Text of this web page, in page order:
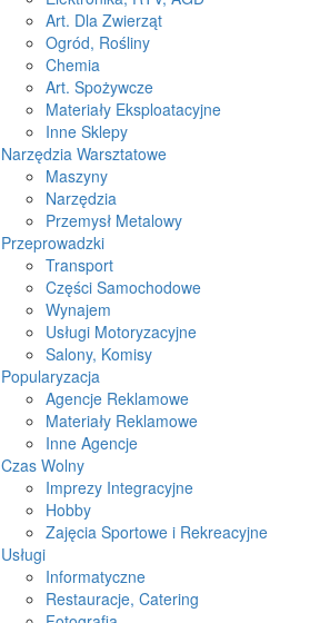
Art. Dla Zwierząt
Ogród, Rośliny
Chemia
Art. Spożywcze
Materiały Eksploatacyjne
Inne Sklepy
Narzędzia Warsztatowe
Maszyny
Narzędzia
Przemysł Metalowy
Przeprowadzki
Transport
Części Samochodowe
Wynajem
Usługi Motoryzacyjne
Salony, Komisy
Popularyzacja
Agencje Reklamowe
Materiały Reklamowe
Inne Agencje
Czas Wolny
Imprezy Integracyjne
Hobby
Zajęcia Sportowe i Rekreacyjne
Usługi
Informatyczne
Restauracje, Catering